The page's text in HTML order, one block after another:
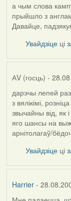
а чым слова
прыйшло з
Давайце,
Увайдзіце ці
АV (госць) -
дарэчы лепей
з вялікімі,
звычайны від, як
яго шансы на
арнітолагаў/
Увайдзіце ці
Harrier-